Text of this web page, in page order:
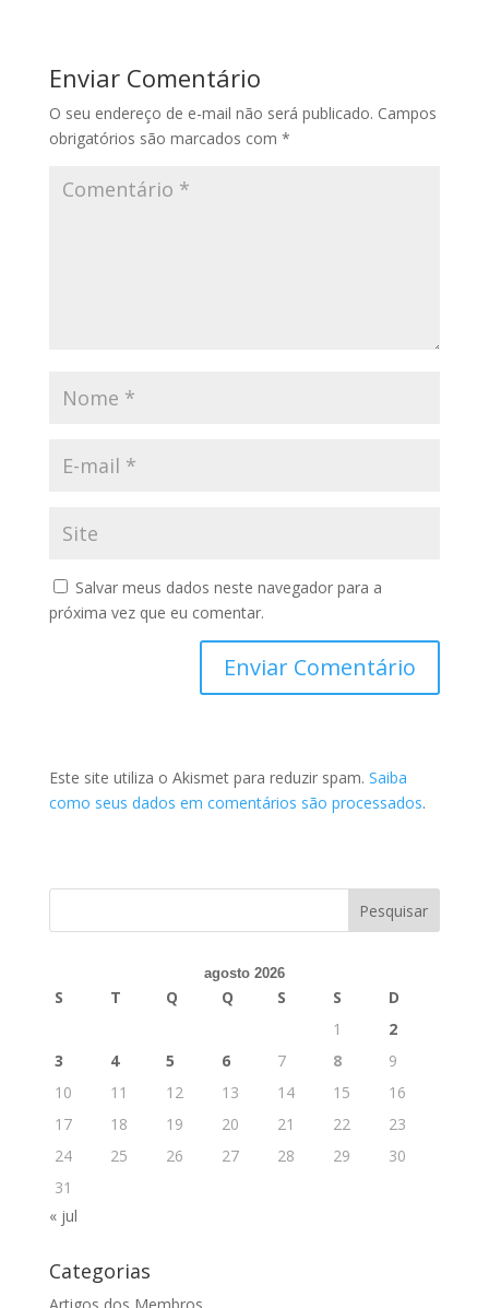
Enviar Comentário
O seu endereço de e-mail não será publicado. Campos
obrigatórios são marcados com *
Salvar meus dados neste navegador para a
próxima vez que eu comentar.
Este site utiliza o Akismet para reduzir spam. Saiba
como seus dados em comentários são processados.
agosto 2026
S T Q Q S S
D
1
2
3
4 5 6 7 8
9
10
11 12 13 14 15
16
17
18 19 20 21 22
23
24
25 26 27 28 29
30
31
« jul
Categorias